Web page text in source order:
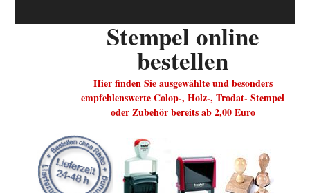
Stempel online
bestellen
Hier finden Sie ausgewählte und besonders
empfehlenswerte Colop-, Holz-, Trodat- Stempel
oder Zubehör bereits ab 2,00 Euro